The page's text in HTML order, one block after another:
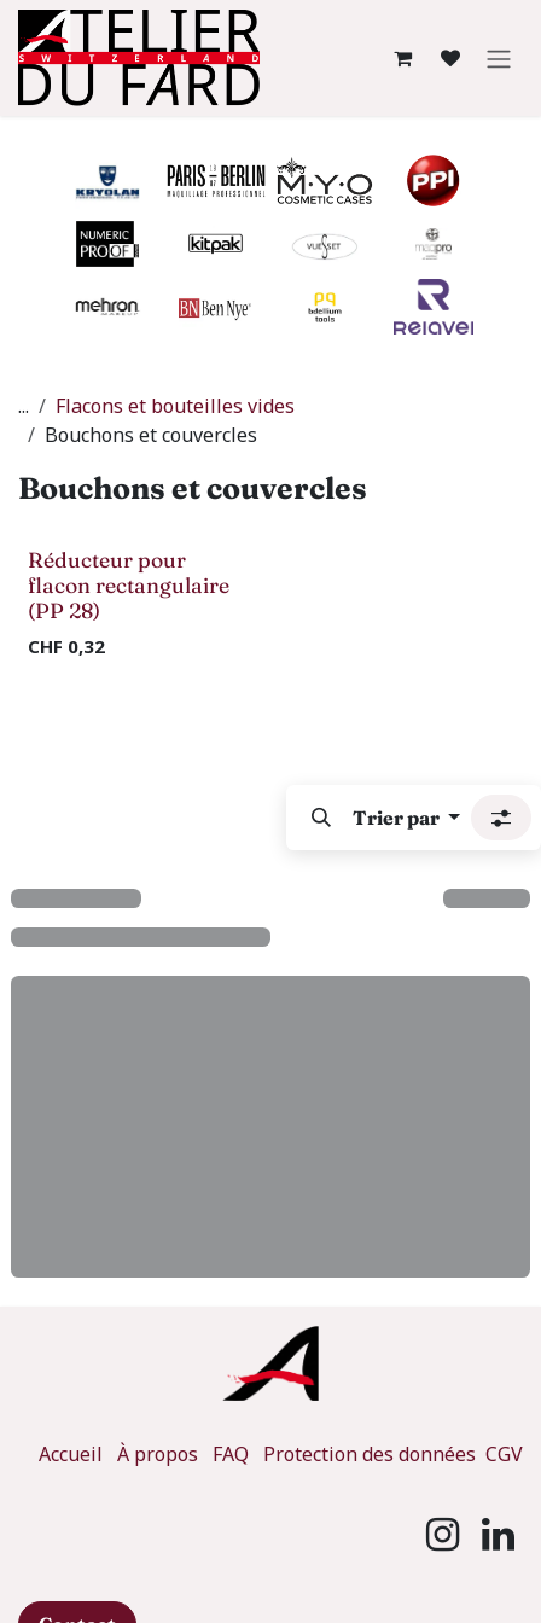
Se rendre au contenu
...
Flacons et bouteilles vides
Bouchons et couvercles
Bouchons et couvercles
Réducteur pour
flacon rectangulaire
(PP 28)
CHF 0,32
Trier par
Accueil À propos FAQ Protection des données CGV